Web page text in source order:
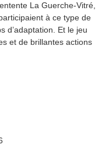
La Guerche-Vitré,
à ce type de
d’adaptation. Et le jeu
et de brillantes actions
6